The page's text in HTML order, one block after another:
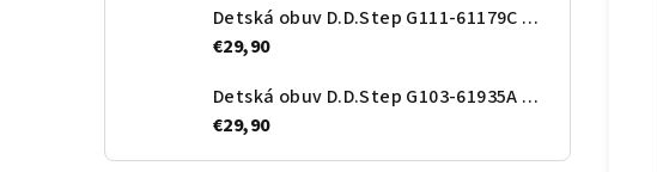
Detská obuv D.D.Step G111-61179C Rose gold
€29,90
Detská obuv D.D.Step G103-61935A Royal Blue
€29,90